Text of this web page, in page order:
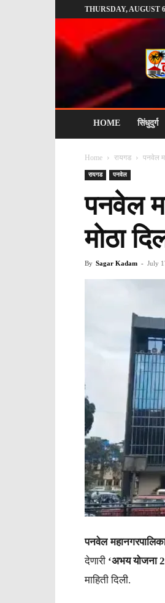
THURSDAY, AUGUST
माझे
कोकण
HOME सिंधुदुर्ग
Home रायगड पनवेल
रायगड पनवेल
पनवेल
मोठा
By Sagar Kadam - July
पनवेल
देणारी ‘अभय योजना
माहिती दिली.